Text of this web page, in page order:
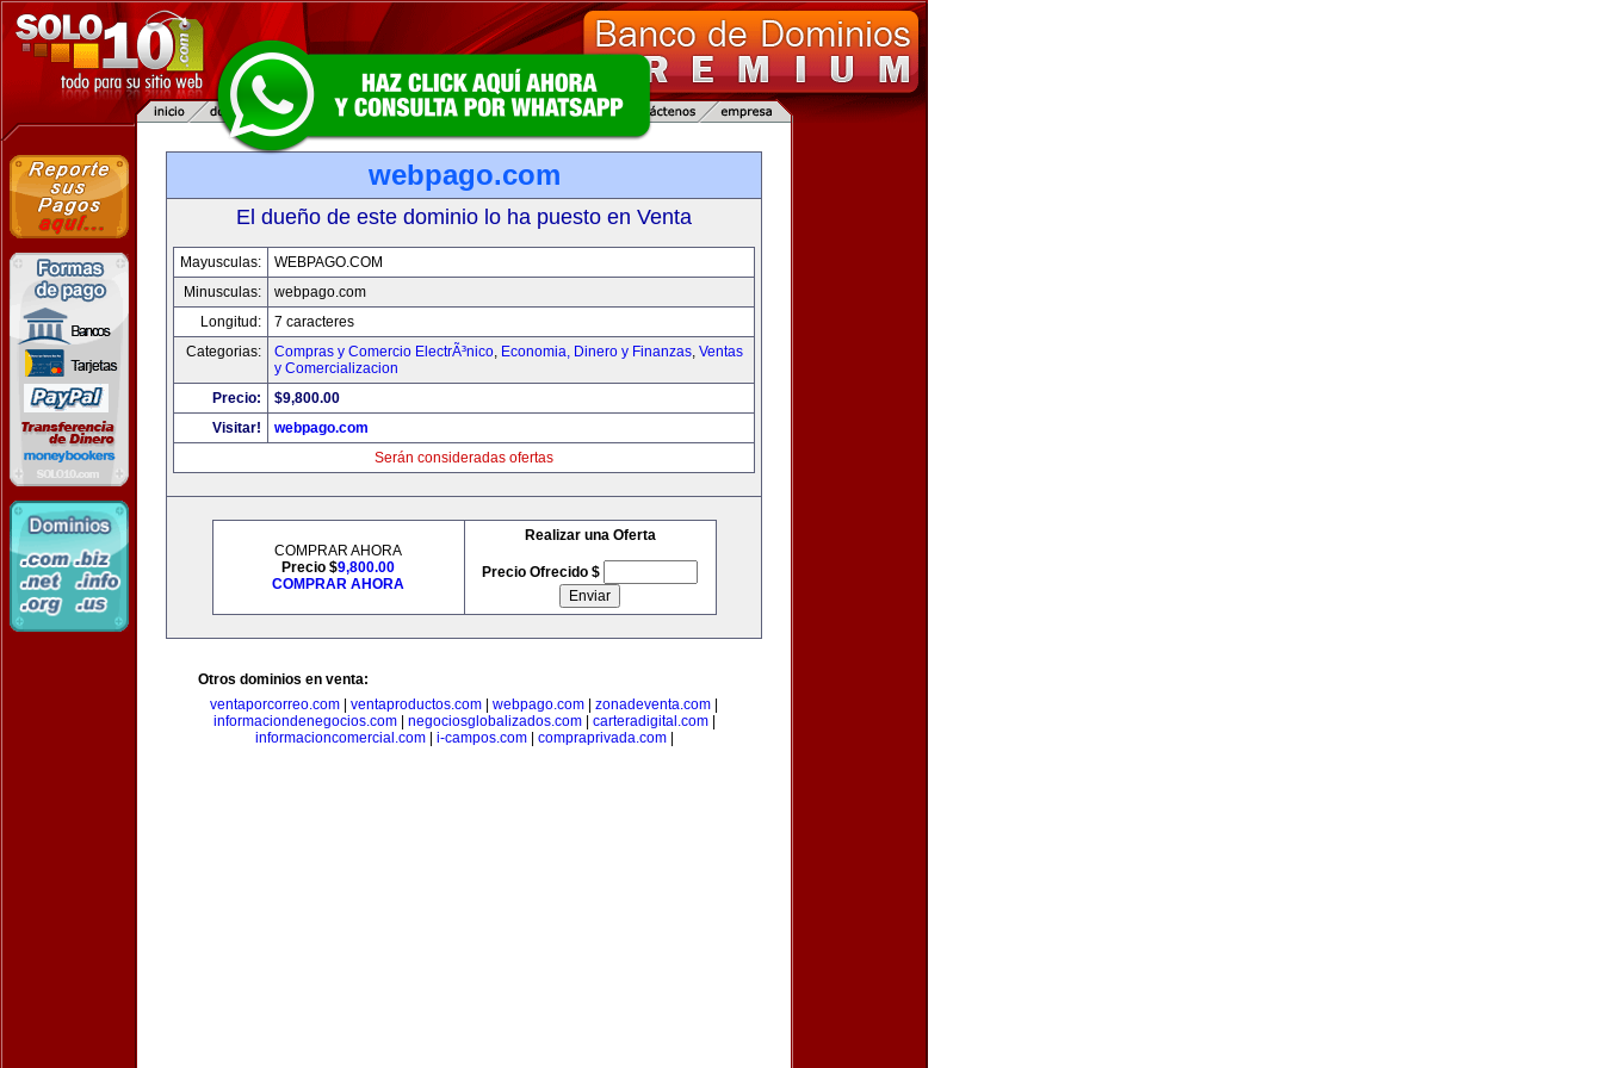
webpago.com
El dueño de este dominio lo ha puesto en Venta
Mayusculas:
WEBPAGO.COM
Minusculas:
webpago.com
Longitud:
7 caracteres
Categorias:
Compras y Comercio ElectrÃ³nico, Economia, Dinero y Finanzas, Ventas
y Comercializacion
Precio:
$9,800.00
Visitar!
webpago.com
Serán consideradas ofertas
COMPRAR AHORA
Precio $9,800.00
COMPRAR AHORA
Realizar una Oferta
Precio Ofrecido $
Otros dominios en venta:
ventaporcorreo.com
ventaproductos.com webpago.com zonadeventa.com
informaciondenegocios.com| negociosglobalizados.com| carteradigital.com|
informacioncomercial.com| i-campos.com| compraprivada.com|